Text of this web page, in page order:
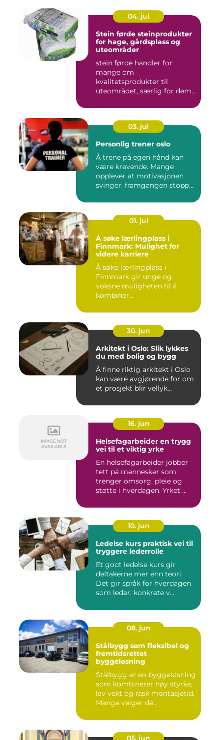
04. jul
Stein førde steinprodukter
for hage, gårdsplass og
uteområder
stein førde handler for
mange om
kvalitetsprodukter til
uteområdet, særlig for dem
03. jul
Personlig trener oslo
Å trene på egen hånd kan
være krevende. Mange
opplever at motivasjonen
svinger, framgangen stopper
01. jul
Å søke lærlingplass i
Finnmark: Mulighet for
videre karriere
Å søke lærlingplass i
Finnmark gir unge og
voksne muligheten til å
kombiner...
30. jun
Arkitekt i Oslo: Slik lykkes
du med bolig og bygg
Å finne riktig arkitekt i Oslo
kan være avgjørende for om
et prosjekt blir vellyk...
16. jun
Helsefagarbeider en trygg
vei til et viktig yrke
En helsefagarbeider jobber
tett på mennesker som
trenger omsorg, pleie og
støtte i hverdagen. Yrket ...
10. jun
Ledelse kurs praktisk vei til
tryggere lederrolle
Et godt ledelse kurs gir
deltakerne mer enn teori.
Det gir språk for hverdagen
som leder, konkrete v...
08. jun
Stålbygg som fleksibel og
fremtidsrettet
byggeløsning
Stålbygg er en byggeløsning
som kombinerer høy styrke,
lav vekt og rask montasjetid.
Mange velger de...
05. jun